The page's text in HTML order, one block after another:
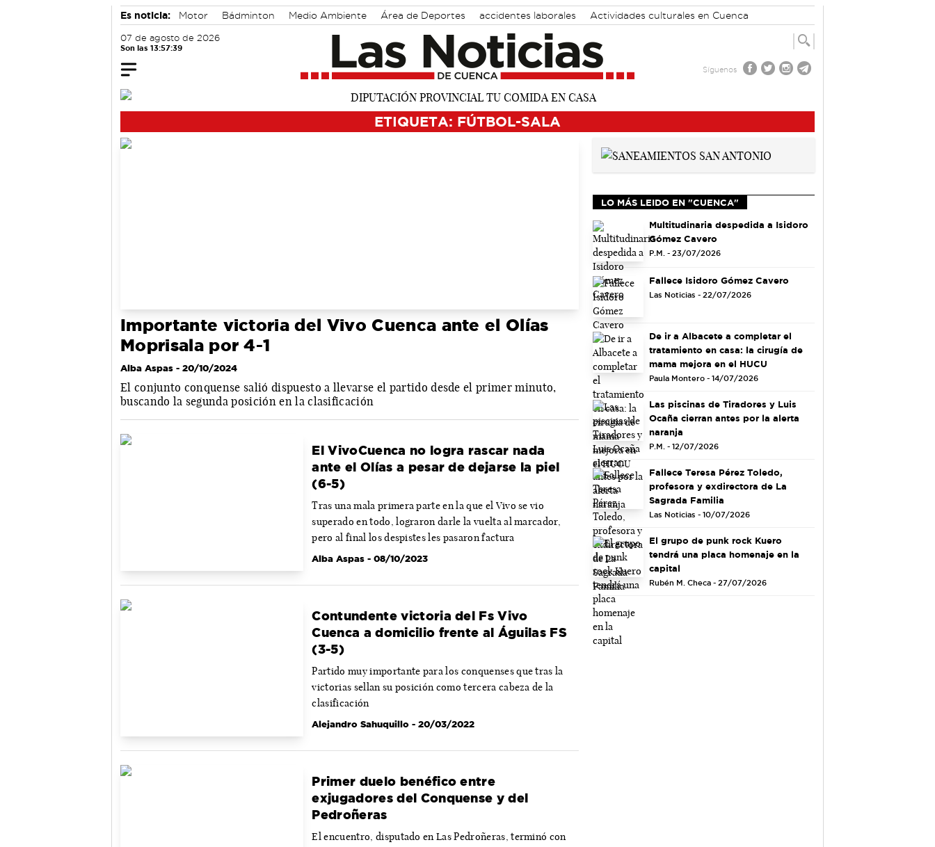
Es noticia: Motor Bádminton Medio Ambiente Área de Deportes accidentes laborales
Actividades culturales en Cuenca
07 de agosto de 2026
Son las 13:57:40
Síguenos
ETIQUETA: FÚTBOL-SALA
Importante victoria del Vivo Cuenca ante el Olías
Moprisala por 4-1
Alba Aspas - 20/10/2024
El conjunto conquense salió dispuesto a llevarse el partido desde el primer minuto,
buscando la segunda posición en la clasificación
El VivoCuenca no logra rascar nada
ante el Olías a pesar de dejarse la piel
(6-5)
Tras una mala primera parte en la que el Vivo se vio
superado en todo, lograron darle la vuelta al marcador,
pero al final los despistes les pasaron factura
Alba Aspas - 08/10/2023
Contundente victoria del Fs Vivo
Cuenca a domicilio frente al Águilas FS
(3-5)
Partido muy importante para los conquenses que tras la
victorias sellan su posición como tercera cabeza de la
clasificación
Alejandro Sahuquillo - 20/03/2022
Primer duelo benéfico entre
exjugadores del Conquense y del
Pedroñeras
El encuentro, disputado en Las Pedroñeras, terminó con
LO MÁS LEIDO EN "CUENCA"
Multitudinaria despedida a Isidoro
Gómez Cavero
P.M. - 23/07/2026
Fallece Isidoro Gómez Cavero
Las Noticias - 22/07/2026
De ir a Albacete a completar el
tratamiento en casa: la cirugía de
mama mejora en el HUCU
Paula Montero - 14/07/2026
Las piscinas de Tiradores y Luis
Ocaña cierran antes por la alerta
naranja
P.M. - 12/07/2026
Fallece Teresa Pérez Toledo,
profesora y exdirectora de La
Sagrada Familia
Las Noticias - 10/07/2026
El grupo de punk rock Kuero
tendrá una placa homenaje en la
capital
Rubén M. Checa - 27/07/2026